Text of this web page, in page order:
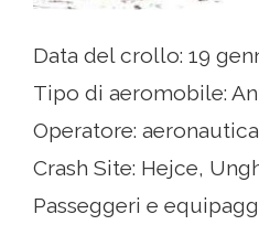
Data del crollo: 19
Tipo di aeromobile:
Operatore:
Crash Site: Hejce,
Passeggeri e